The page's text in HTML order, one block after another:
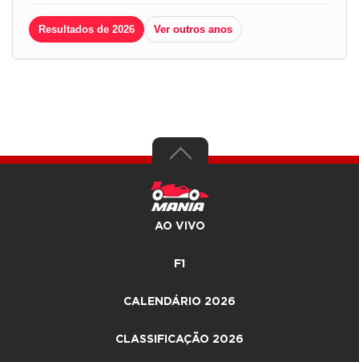
Resultados de 2026 Ver outros anos
AO VIVO
F1
CALENDÁRIO 2026
CLASSIFICAÇÃO 2026